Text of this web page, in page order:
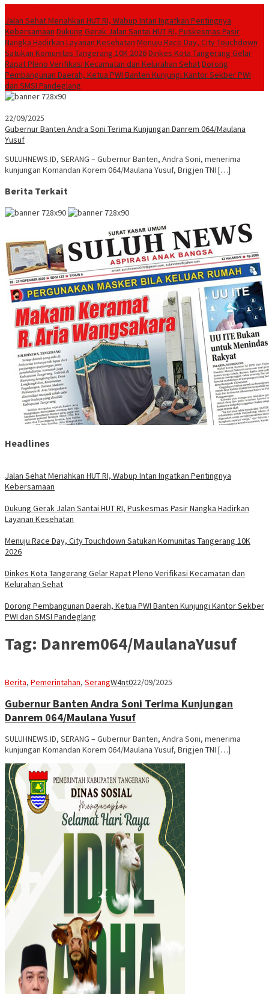
Jalan Sehat Meriahkan HUT RI, Wabup Intan Ingatkan Pentingnya
Kebersamaan Dukung Gerak Jalan Santai HUT RI, Puskesmas Pasir
Nangka Hadirkan Layanan Kesehatan Menuju Race Day, City Touchdown
Satukan Komunitas Tangerang 10K 2026Dinkes Kota Tangerang Gelar
Rapat Pleno Verifikasi Kecamatan dan Kelurahan SehatDorong
Pembangunan Daerah, Ketua PWI Banten Kunjungi Kantor Sekber PWI
dan SMSI Pandeglang
22/09/2025
Gubernur Banten Andra Soni Terima Kunjungan Danrem 064/Maulana
Yusuf
SULUHNEWS.ID, SERANG – Gubernur Banten, Andra Soni, menerima
kunjungan Komandan Korem 064/Maulana Yusuf, Brigjen TNI […]
Berita Terkait
Headlines
Jalan Sehat Meriahkan HUT RI, Wabup Intan Ingatkan Pentingnya
Kebersamaan
Dukung Gerak Jalan Santai HUT RI, Puskesmas Pasir Nangka Hadirkan
Layanan Kesehatan
Menuju Race Day, City Touchdown Satukan Komunitas Tangerang 10K
2026
Dinkes Kota Tangerang Gelar Rapat Pleno Verifikasi Kecamatan dan
Kelurahan Sehat
Dorong Pembangunan Daerah, Ketua PWI Banten Kunjungi Kantor Sekber
PWI dan SMSI Pandeglang
Tag: Danrem064/MaulanaYusuf
Berita, Pemerintahan, SerangW4nt022/09/2025
Gubernur Banten Andra Soni Terima Kunjungan
Danrem 064/Maulana Yusuf
SULUHNEWS.ID, SERANG – Gubernur Banten, Andra Soni, menerima
kunjungan Komandan Korem 064/Maulana Yusuf, Brigjen TNI […]